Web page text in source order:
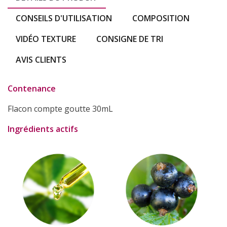
CONSEILS D'UTILISATION
COMPOSITION
VIDÉO TEXTURE
CONSIGNE DE TRI
AVIS CLIENTS
Contenance
Flacon compte goutte 30mL
Ingrédients actifs